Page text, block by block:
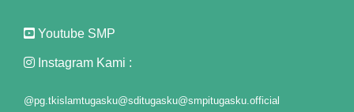
Youtube SMP
Instagram Kami :
@pg.tkislamtugasku@sditugasku@smpitugasku.official